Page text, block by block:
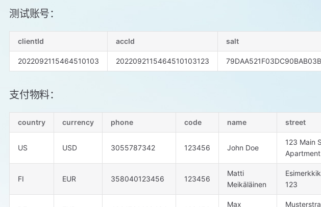
测试账号：
clientId accId salt
2022092115464510103 2022092115464510103123
支付物料：
country currency phone code name street
US USD 3055787342 123456 John Doe
123 Main
FI EUR 358040123456 123456
Matti
Meikäläinen
123
Max